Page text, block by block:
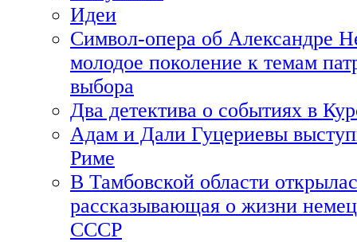
Идеи
Символ-опера об Александре
молодое поколение к темам
выбора
Два детектива о событиях в
Адам и Дали Гуцериевы
Риме
В Тамбовской области
рассказывающая о жизни
СССР